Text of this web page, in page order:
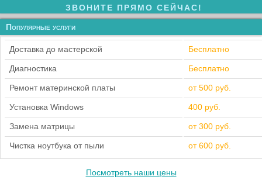
ЗВОНИТЕ ПРЯМО СЕЙЧАС!
Популярные услуги
Доставка до мастерской Бесплатно
Диагностика Бесплатно
Ремонт материнской платы от 500 руб.
Установка Windows 400 руб.
Замена матрицы от 300 руб.
Чистка ноутбука от пыли от 600 руб.
Посмотреть наши цены